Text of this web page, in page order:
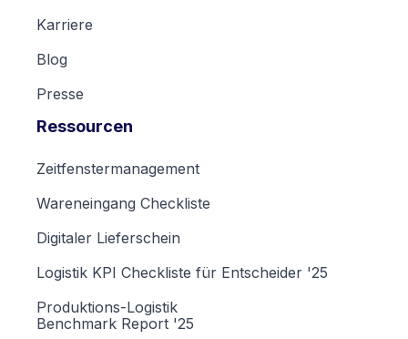
Karriere
Blog
Presse
Ressourcen
Zeitfenstermanagement
Wareneingang Checkliste
Digitaler Lieferschein
Logistik KPI Checkliste für Entscheider '25
Produktions-Logistik
Benchmark Report '25